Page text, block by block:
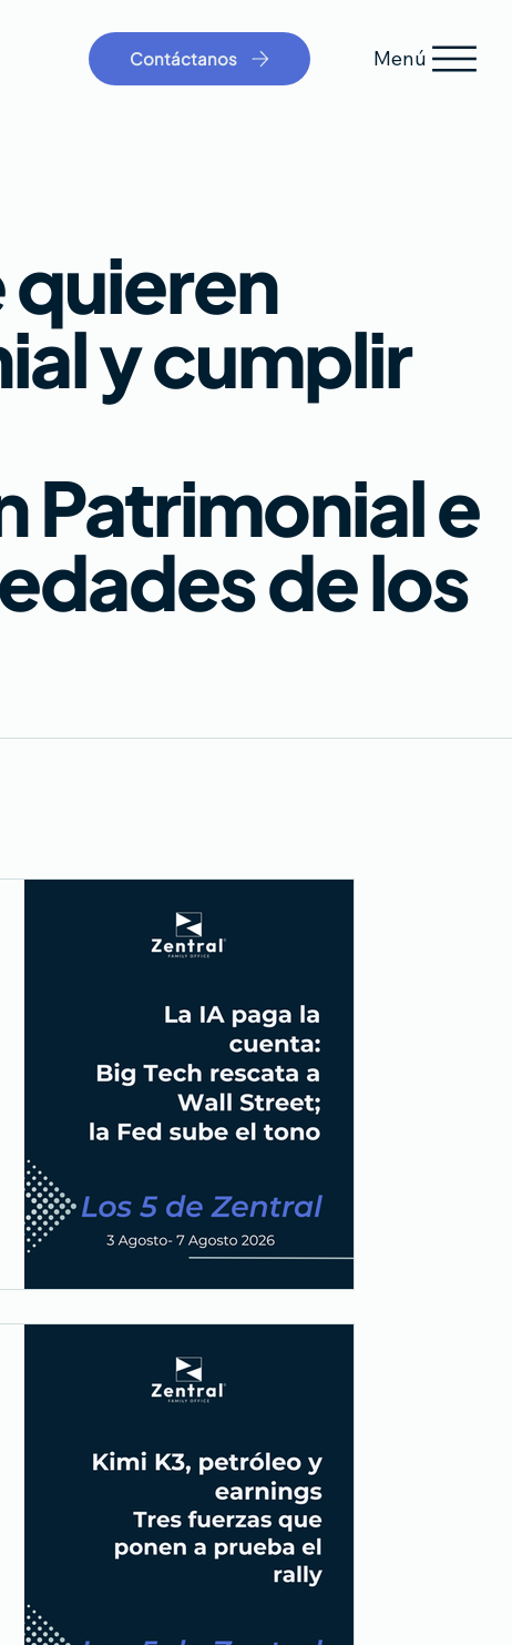
Contáctanos Menú
quieren
y cumplir
Patrimonial e
de los